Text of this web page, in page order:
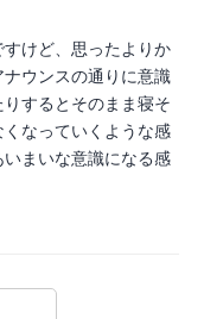
けど、思ったよりか
ウンスの通りに意識
するとそのまま寝そ
なっていくような感
まいな意識になる感